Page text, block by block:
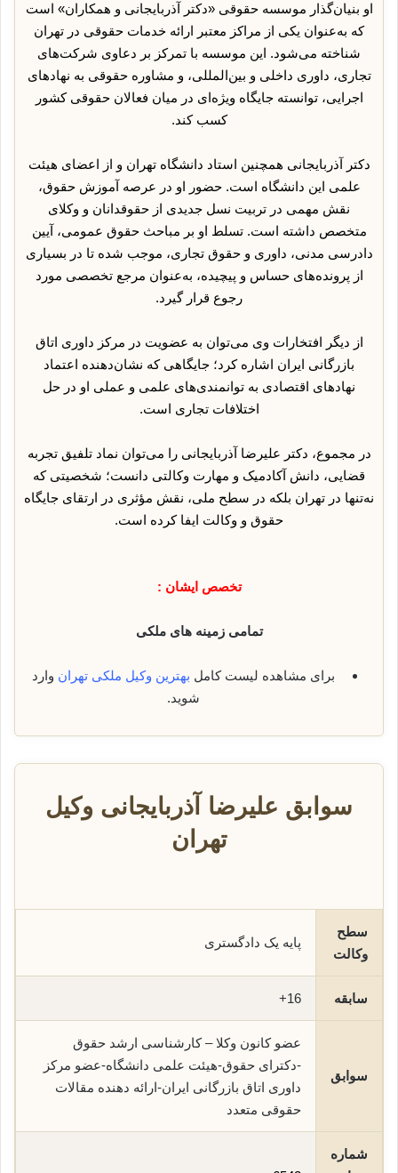
او بنیان‌گذار موسسه حقوقی «دکتر آذربایجانی و همکاران» است
که به‌عنوان یکی از مراکز معتبر ارائه خدمات حقوقی در تهران
شناخته می‌شود. این موسسه با تمرکز بر دعاوی شرکت‌های
تجاری، داوری داخلی و بین‌المللی، و مشاوره حقوقی به نهادهای
اجرایی، توانسته جایگاه ویژه‌ای در میان فعالان حقوقی کشور
کسب کند.
دکتر آذربایجانی همچنین استاد دانشگاه تهران و از اعضای هیئت
علمی این دانشگاه است. حضور او در عرصه آموزش حقوق،
نقش مهمی در تربیت نسل جدیدی از حقوقدانان و وکلای
متخصص داشته است. تسلط او بر مباحث حقوق عمومی، آیین
دادرسی مدنی، داوری و حقوق تجاری، موجب شده تا در بسیاری
از پرونده‌های حساس و پیچیده، به‌عنوان مرجع تخصصی مورد
رجوع قرار گیرد.
از دیگر افتخارات وی می‌توان به عضویت در مرکز داوری اتاق
بازرگانی ایران اشاره کرد؛ جایگاهی که نشان‌دهنده اعتماد
نهادهای اقتصادی به توانمندی‌های علمی و عملی او در حل
اختلافات تجاری است.
در مجموع، دکتر علیرضا آذربایجانی را می‌توان نماد تلفیق تجربه
قضایی، دانش آکادمیک و مهارت وکالتی دانست؛ شخصیتی که
نه‌تنها در تهران بلکه در سطح ملی، نقش مؤثری در ارتقای جایگاه
حقوق و وکالت ایفا کرده است.
تخصص ایشان :
تمامی زمینه های ملکی
برای مشاهده لیست کامل بهترین وکیل ملکی تهران وارد
شوید.
سوابق علیرضا آذربایجانی وکیل
تهران
سطح
وکالت
پایه یک دادگستری
سابقه 16+
سوابق
عضو کانون وکلا – کارشناسی ارشد حقوق
-دکترای حقوق-هیئت علمی دانشگاه-عضو مرکز
داوری اتاق بازرگانی ایران-ارائه دهنده مقالات
حقوقی متعدد
شماره